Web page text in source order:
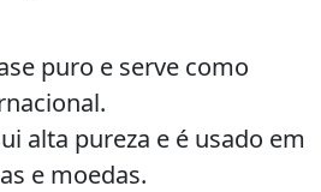
puro e serve como
alta pureza e é usado em
e moedas.